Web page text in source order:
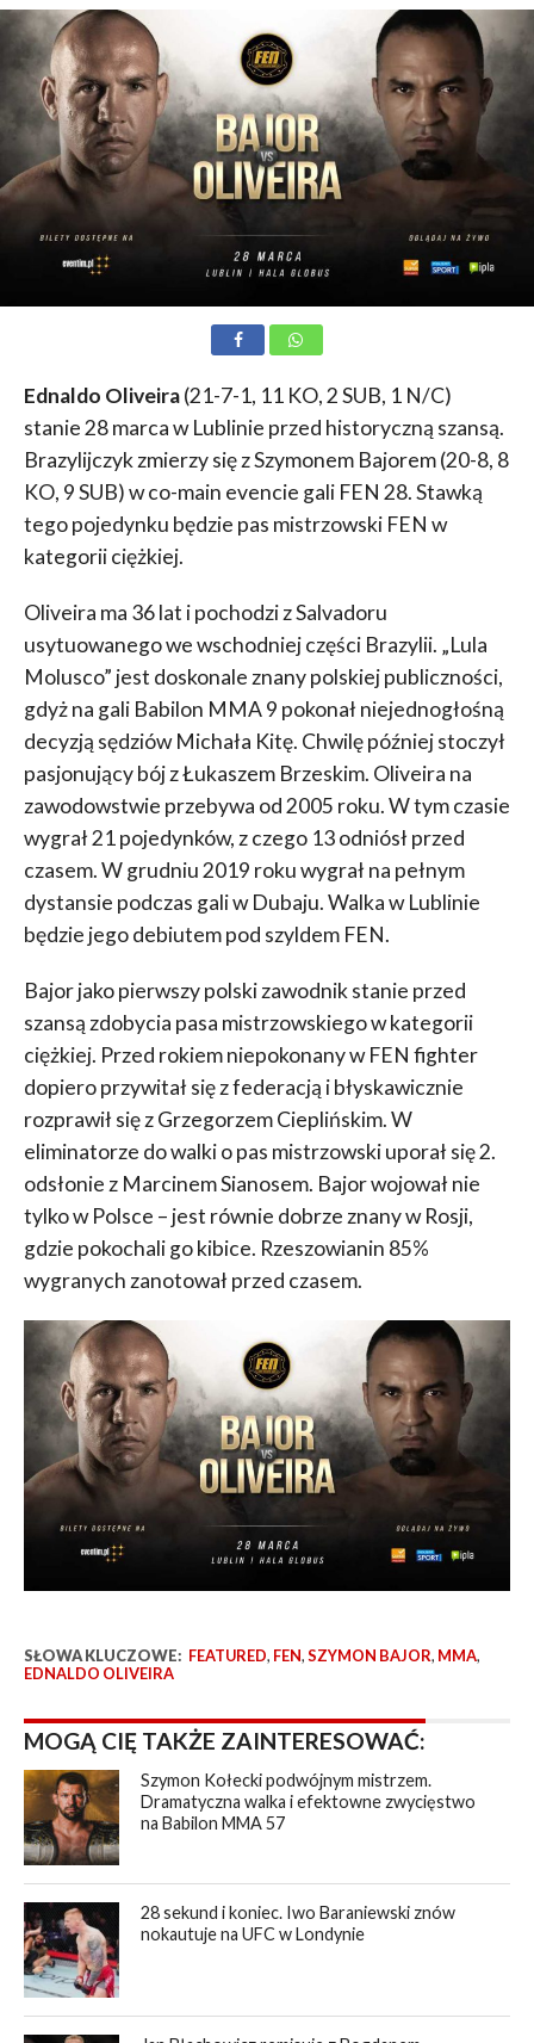
Ednaldo Oliveira(21-7-1, 11 KO, 2 SUB, 1 N/C)
stanie 28 marca w Lublinie przed historyczną szansą.
Brazylijczyk zmierzy się z Szymonem Bajorem (20-8, 8
KO, 9 SUB) w co-main evencie gali FEN 28. Stawką
tego pojedynku będzie pas mistrzowski FEN w
kategorii ciężkiej.
Oliveira ma 36 lat i pochodzi z Salvadoru
usytuowanego we wschodniej części Brazylii. „Lula
Molusco” jest doskonale znany polskiej publiczności,
gdyż na gali Babilon MMA 9 pokonał niejednogłośną
decyzją sędziów Michała Kitę. Chwilę później stoczył
pasjonujący bój z Łukaszem Brzeskim. Oliveira na
zawodowstwie przebywa od 2005 roku. W tym czasie
wygrał 21 pojedynków, z czego 13 odniósł przed
czasem. W grudniu 2019 roku wygrał na pełnym
dystansie podczas gali w Dubaju. Walka w Lublinie
będzie jego debiutem pod szyldem FEN.
Bajor jako pierwszy polski zawodnik stanie przed
szansą zdobycia pasa mistrzowskiego w kategorii
ciężkiej. Przed rokiem niepokonany w FEN fighter
dopiero przywitał się z federacją i błyskawicznie
rozprawił się z Grzegorzem Cieplińskim. W
eliminatorze do walki o pas mistrzowski uporał się 2.
odsłonie z Marcinem Sianosem. Bajor wojował nie
tylko w Polsce – jest równie dobrze znany w Rosji,
gdzie pokochali go kibice. Rzeszowianin 85%
wygranych zanotował przed czasem.
SŁOWA KLUCZOWE: FEATURED, FEN,SZYMON BAJOR, MMA,
EDNALDO OLIVEIRA
MOGĄ CIĘ TAKŻE ZAINTERESOWAĆ:
Szymon Kołecki podwójnym mistrzem.
Dramatyczna walka i efektowne zwycięstwo
na Babilon MMA 57
28 sekund i koniec. Iwo Baraniewski znów
nokautuje na UFC w Londynie